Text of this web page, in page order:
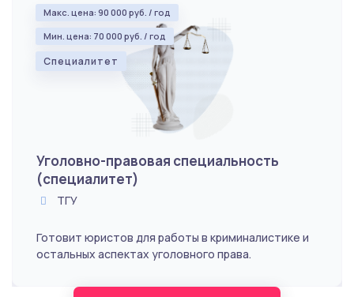
Макс. цена: 90 000 руб. / год
Мин. цена: 70 000 руб. / год
Специалитет
Уголовно-правовая специальность
(специалитет)
ТГУ
Готовит юристов для работы в криминалистике и
остальных аспектах уголовного права.